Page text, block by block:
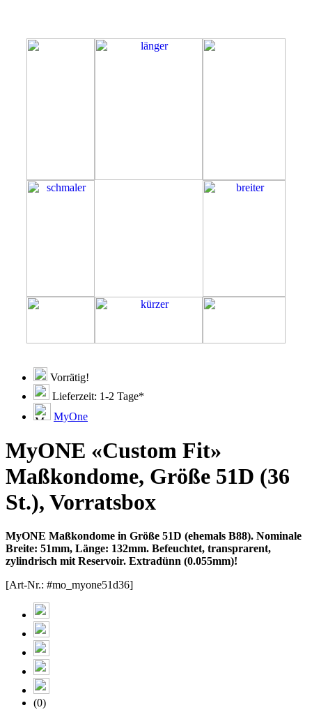
Vorrätig!
Lieferzeit: 1-2 Tage*
MyOne
MyONE «Custom Fit»
Maßkondome, Größe 51D (36
St.), Vorratsbox
MyONE Maßkondome in Größe 51D (ehemals B88). Nominale
Breite: 51mm, Länge: 132mm. Befeuchtet, transprarent,
zylindrisch mit Reservoir. Extradünn (0.055mm)!
[Art-Nr.: #mo_myone51d36]
(0)